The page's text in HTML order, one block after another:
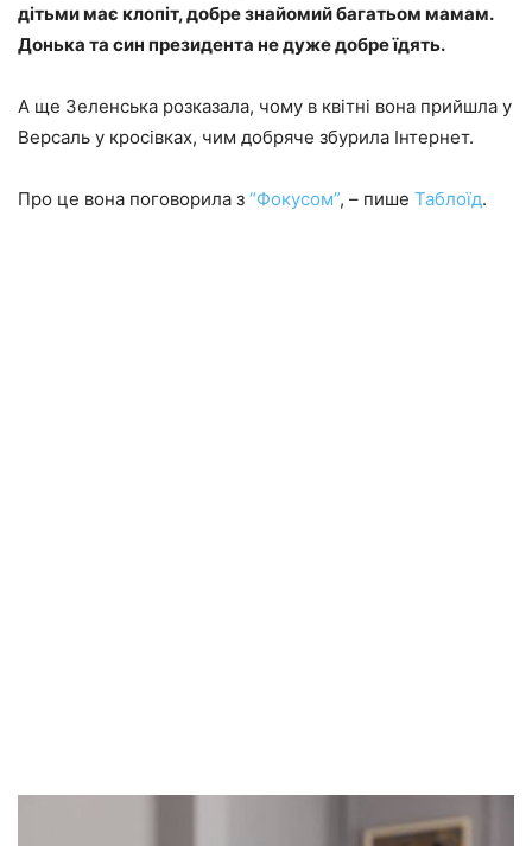
дітьми має клопіт, добре знайомий багатьом мамам.
Донька та син президента не дуже добре їдять.
А ще Зеленська розказала, чому в квітні вона прийшла у
Версаль у кросівках, чим добряче збурила Інтернет.
Про це вона поговорила з “Фокусом”, – пише Таблоїд.